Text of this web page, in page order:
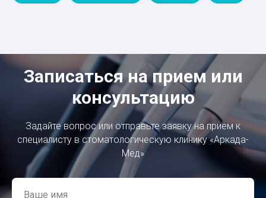
Записаться на прием или
консультацию
Задайте вопрос или отправьте заявку на прием к
специалисту в стоматологическую клинику «Аркада-
Мед»